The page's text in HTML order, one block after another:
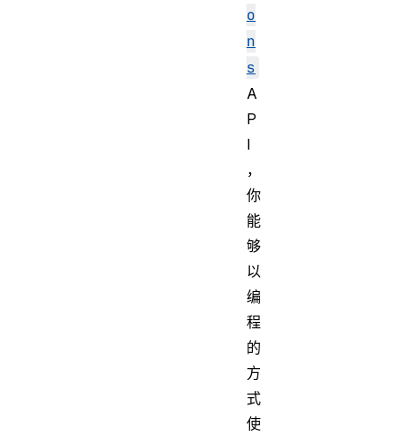
o
n
s
A
P
I
，
你
能
够
以
编
程
的
方
式
使